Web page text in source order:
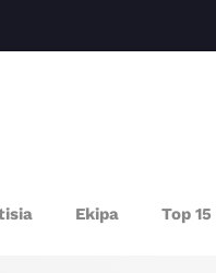
Ekipa Top 15